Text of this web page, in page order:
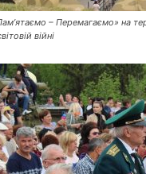
– Перемагаємо» на
війні